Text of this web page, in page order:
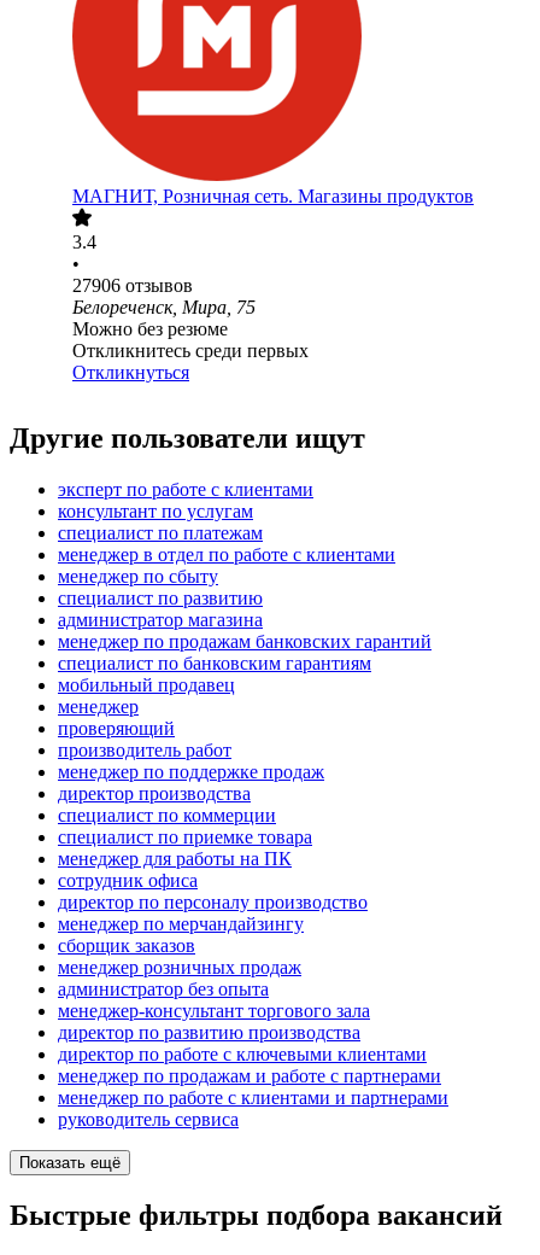
МАГНИТ, Розничная сеть. Магазины продуктов
3.4
•
27906 отзывов
Белореченск, Мира, 75
Можно без резюме
Откликнитесь среди первых
Откликнуться
Другие пользователи ищут
эксперт по работе с клиентами
консультант по услугам
специалист по платежам
менеджер в отдел по работе с клиентами
менеджер по сбыту
специалист по развитию
администратор магазина
менеджер по продажам банковских гарантий
специалист по банковским гарантиям
мобильный продавец
менеджер
проверяющий
производитель работ
менеджер по поддержке продаж
директор производства
специалист по коммерции
специалист по приемке товара
менеджер для работы на ПК
сотрудник офиса
директор по персоналу производство
менеджер по мерчандайзингу
сборщик заказов
менеджер розничных продаж
администратор без опыта
менеджер-консультант торгового зала
директор по развитию производства
директор по работе с ключевыми клиентами
менеджер по продажам и работе с партнерами
менеджер по работе с клиентами и партнерами
руководитель сервиса
Показать ещё
Быстрые фильтры подбора вакансий